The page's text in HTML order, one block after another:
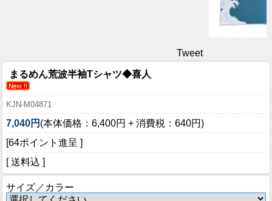
Tweet
まるめん荒波半袖Tシャツ◆喜人
KJN-M04871
7,040円 (本体価格：6,400円 + 消費税：640円)
[64ポイント進呈 ]
[ 送料込 ]
サイズ／カラー